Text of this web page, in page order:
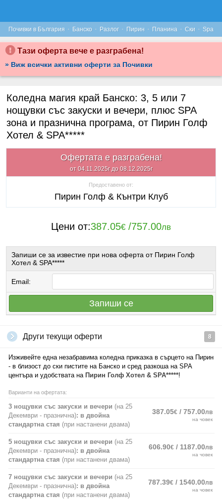
Почивки в България · Банско · Разлог · Пирин · Планина · Ски · Spa
Тази оферта вече е разграбена!
» Виж всички активни оферти за Почивки
Коледна магия край Банско: 3, 5 или 7
нощувки със закуски и вечери, плюс SPA
зона и празнична програма, от Пирин Голф
Хотел & SPA*****
Офертата е разграбена!
от 04.11.2025г до 08.12.2025г
Предоставено от:
Пирин Голф & Кънтри Клуб
Цени от:387.05€ /757.00лв
Запиши се за известие при нова оферта от Пирин Голф
Хотел & SPA*****
Email:
Запиши се
Други текущи оферти 8
Изживейте една незабравима коледна приказка в сърцето на Пирин
- в близост до ски пистите на Банско и сред разкоша на SPA
центъра и удобствата на Пирин Голф Хотел & SPA*****!
Варианти на офертата:
3 нощувки със закуски и вечери (на 25
Декември - празнична): в двойна
стандартна стая (при настанени двама)
387.05€ / 757.00лв
на човек
5 нощувки със закуски и вечери (на 25
Декември - празнична): в двойна
стандартна стая (при настанени двама)
606.90€ / 1187.00лв
на човек
7 нощувки със закуски и вечери (на 25
Декември - празнична): в двойна
стандартна стая (при настанени двама)
787.39€ / 1540.00лв
на човек